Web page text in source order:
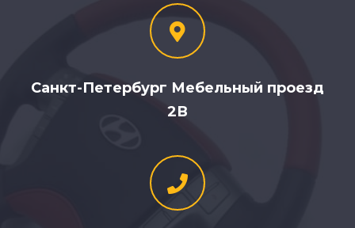
Санкт-Петербург Мебельный проезд
2В